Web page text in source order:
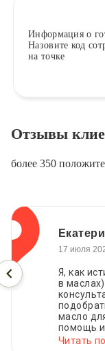
Информация о
Назовите код
на точке
Отзывы
более 350
17 июля
Я, как
в
масло
помощь и
Читать